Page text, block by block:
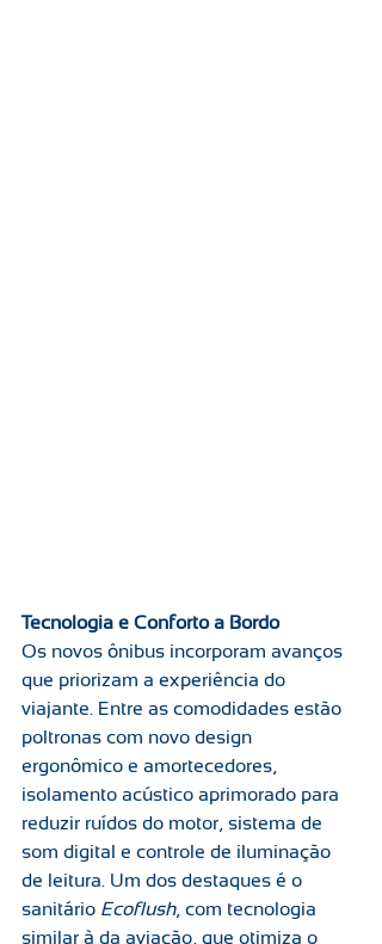
Tecnologia e Conforto a Bordo
Os novos ônibus incorporam avanços
que priorizam a experiência do
viajante. Entre as comodidades estão
poltronas com novo design
ergonômico e amortecedores,
isolamento acústico aprimorado para
reduzir ruídos do motor, sistema de
som digital e controle de iluminação
de leitura. Um dos destaques é o
sanitário Ecoflush, com tecnologia
similar à da aviação, que otimiza o